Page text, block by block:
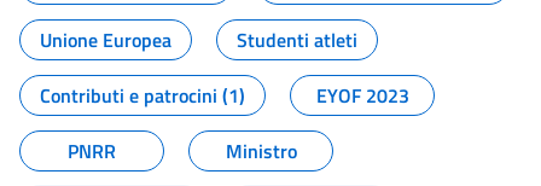
Unione Europea
Studenti atleti
Contributi e patrocini (1)
EYOF 2023
PNRR
Ministro